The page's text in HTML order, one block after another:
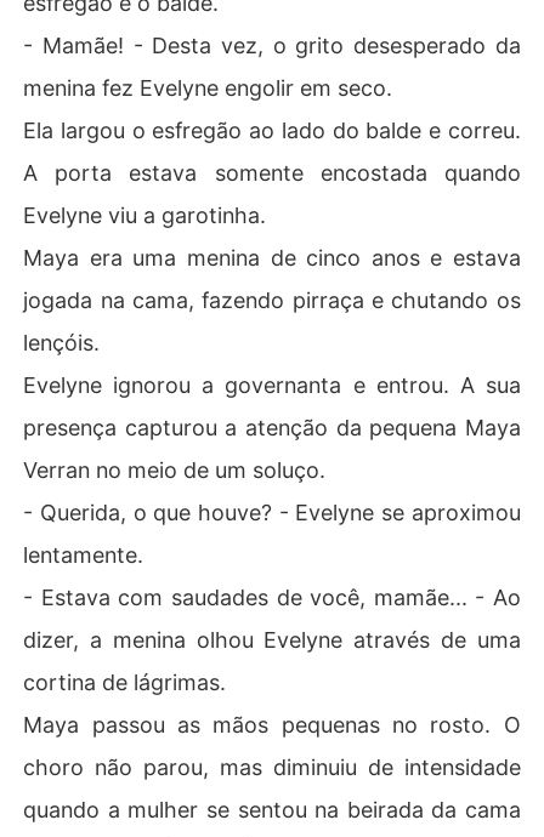
- Mamãe! - Desta vez, o grito desesperado da
menina fez Evelyne engolir em seco.
Ela largou o esfregão ao lado do balde e correu.
A porta estava somente encostada quando
Evelyne viu a garotinha.
Maya era uma menina de cinco anos e estava
jogada na cama, fazendo pirraça e chutando os
lençóis.
Evelyne ignorou a governanta e entrou. A sua
presença capturou a atenção da pequena Maya
Verran no meio de um soluço.
- Querida, o que houve? - Evelyne se aproximou
lentamente.
- Estava com saudades de você, mamãe... - Ao
dizer, a menina olhou Evelyne através de uma
cortina de lágrimas.
Maya passou as mãos pequenas no rosto. O
choro não parou, mas diminuiu de intensidade
quando a mulher se sentou na beirada da cama